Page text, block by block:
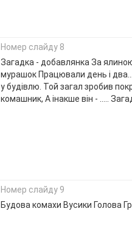
Номер слайду 8
Загадка - добавлянка За
мурашок Працювали день і
у будівлю. Той загал зробив
комашник, А інакше він - …..
Номер слайду 9
Будова комахи Вусики Голова